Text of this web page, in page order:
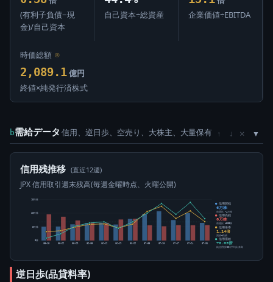
(有利子負債−現
金)/自己資本
自己資本÷総資産 企業価値÷EBITDA
時価総額 ⊙
2,089.1 億円
終値×純発行済株式
b需給データ 信用、逆日歩、空売り、大株主、大量保有 ↑ ↓ ×
信用残推移 (直近12週)
JPX 信用取引週末残高(毎週金曜時点、火曜公開)
0株
5万株
10万株
15万株
05-15 05-22 05-29 06-05 06-12 06-19 06-26 07-03 07-10 07-17 07-24 07-31
信用買残
6万株
前週比 -4万株
信用売残
6万株
前週比 +500株
信用倍率
1.14倍
買残÷売残
信用需給
+0.03倍
純信用残÷5日平均出来高
逆日歩(品貸料率)